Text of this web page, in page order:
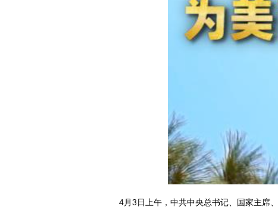
4月3日上午，中共中央总书记、国家主席